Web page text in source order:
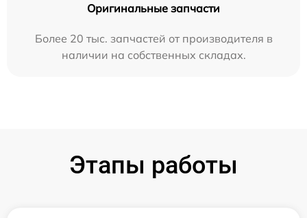
Оригинальные запчасти
Более 20 тыс. запчастей от производителя в
наличии на собственных складах.
Этапы работы